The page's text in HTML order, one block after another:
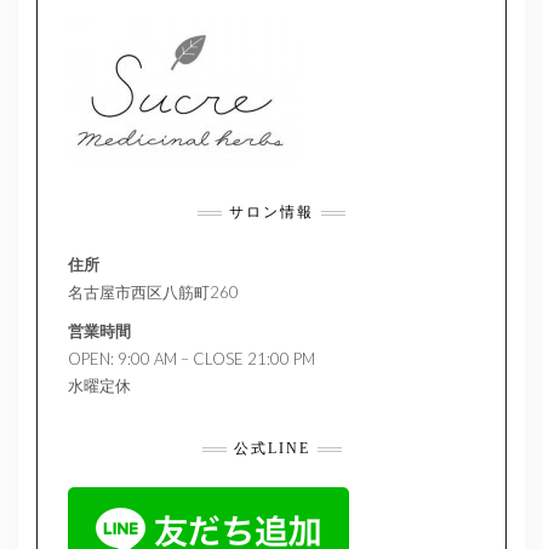
サロン情報
住所
名古屋市西区八筋町260
営業時間
OPEN: 9:00 AM – CLOSE 21:00 PM
水曜定休
公式LINE